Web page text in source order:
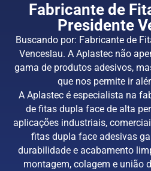
Fabricante de
Presidente
Buscando por: Fabricante de
Venceslau. A Aplastec não
gama de produtos adesivos,
que nos permite ir
A Aplastec é especialista na
de fitas dupla face de alta
aplicações industriais,
fitas dupla face adesivas
durabilidade e acabamento
montagem, colagem e união